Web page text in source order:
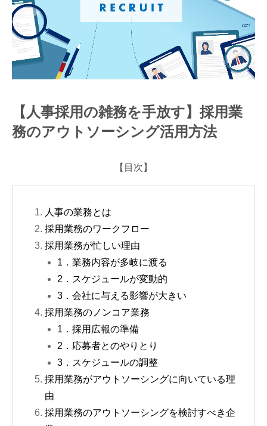
【人事採用の雑務を手放す】採用業
務のアウトソーシング活用方法
【目次】
人事の業務とは
採用業務のワークフロー
採用業務が忙しい理由
1．業務内容が多岐に渡る
2．スケジュールが変動的
3．会社に与える影響が大きい
採用業務のノンコア業務
1．採用広報の準備
2．応募者とのやりとり
3．スケジュールの調整
採用業務がアウトソーシングに向いている理
由
採用業務のアウトソーシングを検討すべき企